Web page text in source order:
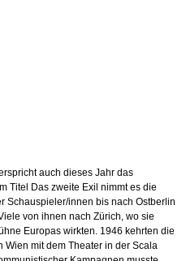
auch dieses Jahr das
Titel Das zweite Exil nimmt es die
Schauspieler/innen bis nach Ostberlin
von ihnen nach Zürich, wo sie
Europas wirkten. 1946 kehrten die
mit dem Theater in der Scala